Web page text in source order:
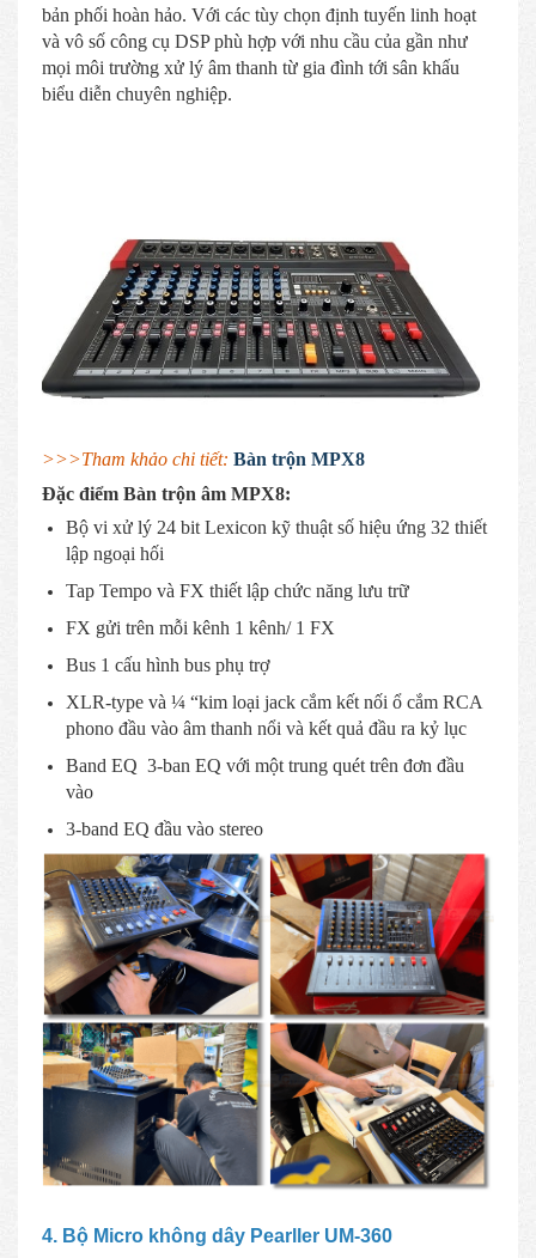
bản phối hoàn hảo. Với các tùy chọn định tuyến linh hoạt
và vô số công cụ DSP phù hợp với nhu cầu của gần như
mọi môi trường xử lý âm thanh từ gia đình tới sân khấu
biểu diễn chuyên nghiệp.
>>>Tham khảo chi tiết: Bàn trộn MPX8
Đặc điểm Bàn trộn âm MPX8:
Bộ vi xử lý 24 bit Lexicon kỹ thuật số hiệu ứng 32 thiết
lập ngoại hối
Tap Tempo và FX thiết lập chức năng lưu trữ
FX gửi trên mỗi kênh 1 kênh/ 1 FX
Bus 1 cấu hình bus phụ trợ
XLR-type và ¼ “kim loại jack cắm kết nối ổ cắm RCA
phono đầu vào âm thanh nổi và kết quả đầu ra kỷ lục
Band EQ 3-ban EQ với một trung quét trên đơn đầu
vào
3-band EQ đầu vào stereo
4. Bộ Micro không dây Pearller UM-360